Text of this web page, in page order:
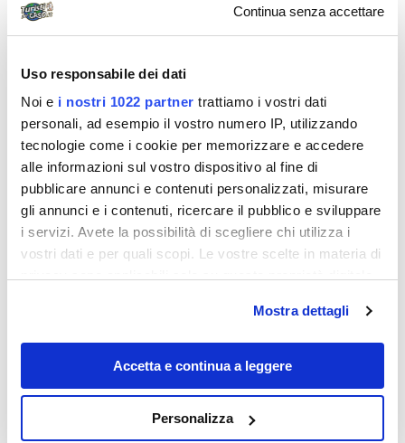
Continua senza accettare
Uso responsabile dei dati
Noi e i nostri 1022 partner trattiamo i vostri dati
personali, ad esempio il vostro numero IP, utilizzando
tecnologie come i cookie per memorizzare e accedere
alle informazioni sul vostro dispositivo al fine di
pubblicare annunci e contenuti personalizzati, misurare
gli annunci e i contenuti, ricercare il pubblico e sviluppare
i servizi. Avete la possibilità di scegliere chi utilizza i
vostri dati e per quali scopi. Le vostre scelte in materia di
modificare o revocare il proprio consenso in qualsiasi
momento dalla Dichiarazione sui cookie o facendo clic
sull'icona di attivazione della privacy.
raccogliere informazioni sulla tua posizione
Mostra dettagli
Accetta e continua a leggere
Personalizza
Destinazioni